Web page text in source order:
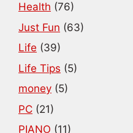
Health (76)
Just Fun (63)
Life (39)
Life Tips (5)
money (5)
PC (21)
PIANO (11)